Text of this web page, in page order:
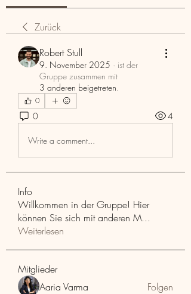
Zurück
Robert Stull
9. November 2025 · ist der
Gruppe zusammen mit
3 anderen beigetreten.
0
0 4
Write a comment...
Info
Willkommen in der Gruppe! Hier
können Sie sich mit anderen M...
Weiterlesen
Mitglieder
Aaria Varma
Folgen